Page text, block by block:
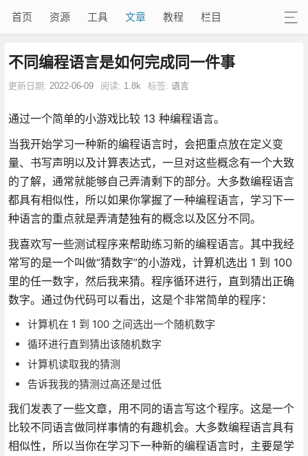
首页 资源 工具 文章 教程 栏目
不同编程语言是如何完成同一件事
更新日期: 2022-06-09 阅读: 1.8k 标签: 语言
通过一个简单的小游戏比较 13 种编程语言。
当我开始学习一种新的编程语言时，会把重点放在定义变
量、书写声明以及计算表达式，一旦对这些概念有一个大致
的了解，通常就能够自己弄清剩下的部分。大多数编程语言
都具有相似性，所以如果你掌握了一种编程语言，学习下一
种语言的重点就是弄清楚独有的概念以及区分不同。
我喜欢写一些测试程序来帮助练习新的编程语言。其中我经
常写的是一个叫做“猜数字”的小游戏，计算机选出 1 到 100
里的任一数字，然后我来猜。程序循环进行，直到猜出正确
数字。通过伪代码可以看出，这是个非常简单的程序：
计算机在 1 到 100 之间选出一个随机数字
循环进行直到猜出该随机数字
计算机读取我的猜测
告诉我我的猜测过高还是过低
我们发表了一些文章，用不同的语言写这个程序。这是一个
比较不同语言做同样事情的有趣机会。大多数编程语言具有
相似性，所以当你在学习下一种新的编程语言时，主要是学